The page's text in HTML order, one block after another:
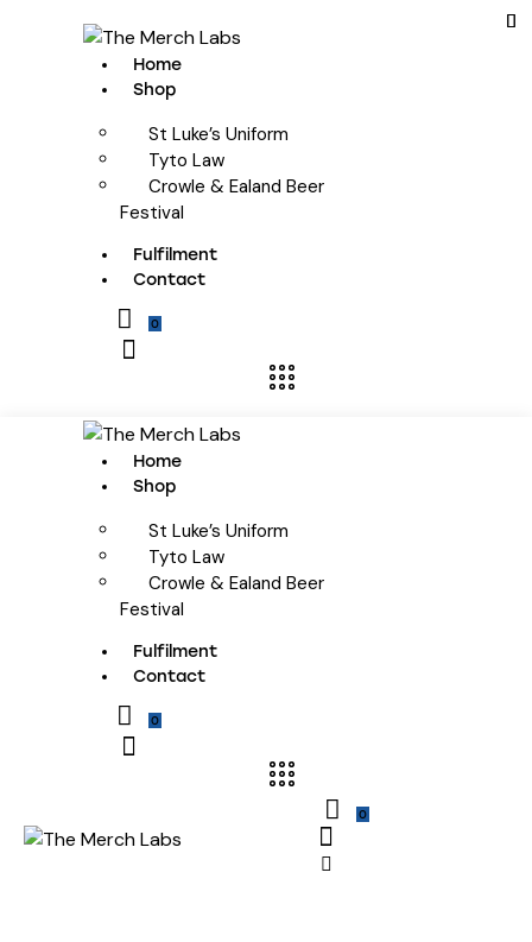
Home
Shop
St Luke’s Uniform
Tyto Law
Crowle & Ealand Beer
Festival
Fulfilment
Contact
0
Home
Shop
St Luke’s Uniform
Tyto Law
Crowle & Ealand Beer
Festival
Fulfilment
Contact
0
0